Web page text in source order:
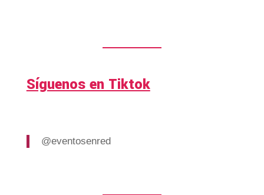
Síguenos en Tiktok
@eventosenred